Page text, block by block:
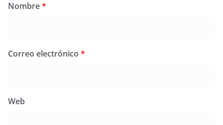
Nombre*
Correo electrónico *
Web